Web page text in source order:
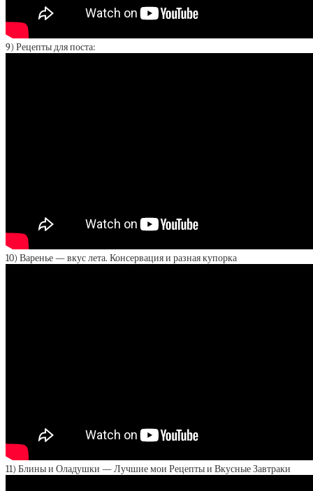
9) Рецепты для поста:
10) Варенье — вкус лета. Консервация и разная купорка
11) Блины и Оладушки — Лучшие мои Рецепты и Вкусные Завтраки